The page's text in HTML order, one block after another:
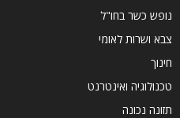
נופש כשר בחו"ל
צבא ושרות לאומי
חינוך
טכנולוגיה ואינטרנט
תזונה נכונה